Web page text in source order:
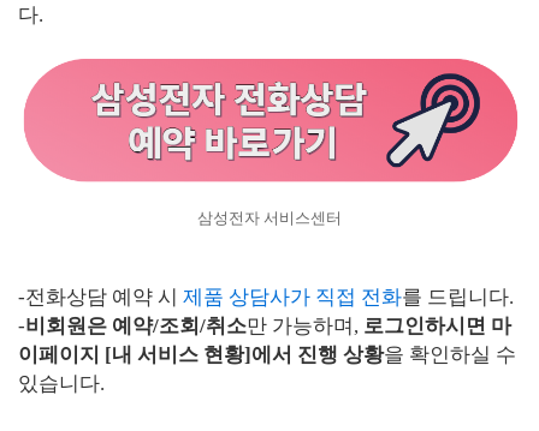
다.
삼성전자 서비스센터
-전화상담 예약 시 제품 상담사가 직접 전화를 드립니다.
-비회원은 예약/조회/취소만 가능하며, 로그인하시면 마
이페이지 [내 서비스 현황]에서 진행 상황을 확인하실 수
있습니다.